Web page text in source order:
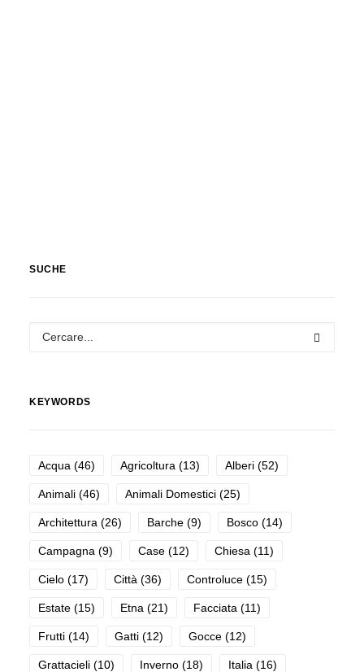
SUCHE
KEYWORDS
Acqua (46) Agricoltura (13) Alberi (52)
Animali (46) Animali Domestici (25)
Architettura (26) Barche (9) Bosco (14)
Campagna (9) Case (12) Chiesa (11)
Cielo (17) Città (36) Controluce (15)
Estate (15) Etna (21) Facciata (11)
Frutti (14) Gatti (12) Gocce (12)
Grattacieli (10) Inverno (18) Italia (16)